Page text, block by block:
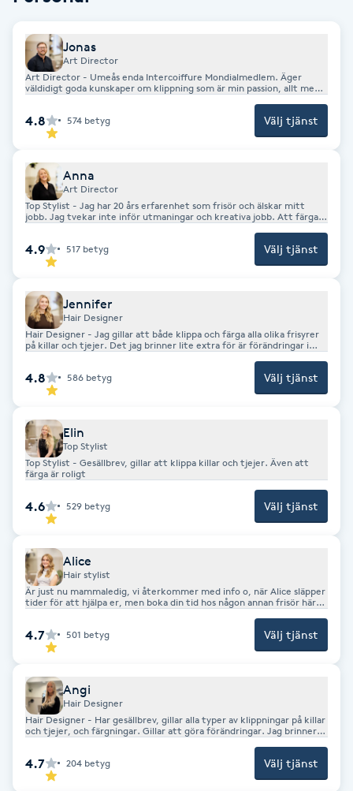
Gua Sha-massage
Hatha Yoga
Headspa
Healing
HIFU
Hollywood Peel
Hot yoga
Hudföryngring
Hudvård
Hyaluronsyra
Hyperhidros
Hypnos
Hårborttagning
Hårbottenbehandling
Jonas
Art Director
Art Director - Umeås enda Intercoiffure Mondialmedlem. Äger
väldidigt goda kunskaper om klippning som är min passion, allt med
allt från topp scener i Sverige till Europa, 2 Gesällbrev och 2
Mästarbrev i både frisöryrket och barberaryrket. En av få godkända
barberare i Umeå. Hår är inspirerande och skapande, med de rätta
forma och håller längre då. Godkända av miljö och hälsa för att raka
med kniv, och har 33 års erfarenhet av rakkniven
4.8 574 betyg Välj tjänst
Anna
Art Director
Top Stylist - Jag har 20 års erfarenhet som frisör och älskar mitt
jobb. Jag tvekar inte inför utmaningar och kreativa jobb. Att färga
4.9 517 betyg Välj tjänst
Jennifer
Hair Designer
Hair Designer - Jag gillar att både klippa och färga alla olika frisyrer
på killar och tjejer. Det jag brinner lite extra för är förändringar i
4.8 586 betyg Välj tjänst
Elin
Top Stylist
Top Stylist - Gesällbrev, gillar att klippa killar och tjejer. Även att
färga är roligt
4.6 529 betyg Välj tjänst
Alice
Hair stylist
Är just nu mammaledig, vi återkommer med info o, när Alice släpper
tider för att hjälpa er, men boka din tid hos någon annan frisör här
4.7 501 betyg Välj tjänst
Angi
Hair Designer
Hair Designer - Har gesällbrev, gillar alla typer av klippningar på killar
och tjejer, och färgningar. Gillar att göra förändringar. Jag brinner
4.7 204 betyg Välj tjänst